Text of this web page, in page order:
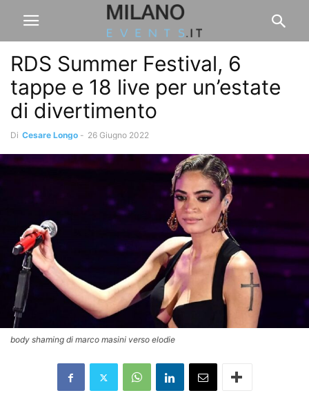
RDS Summer Festival, 6
tappe e 18 live per un’estate
di divertimento
Di Cesare Longo - 26 Giugno 2022
body shaming di marco masini verso elodie